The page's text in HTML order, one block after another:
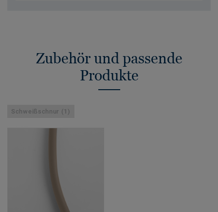
Zubehör und passende
Produkte
Schweißschnur (1)